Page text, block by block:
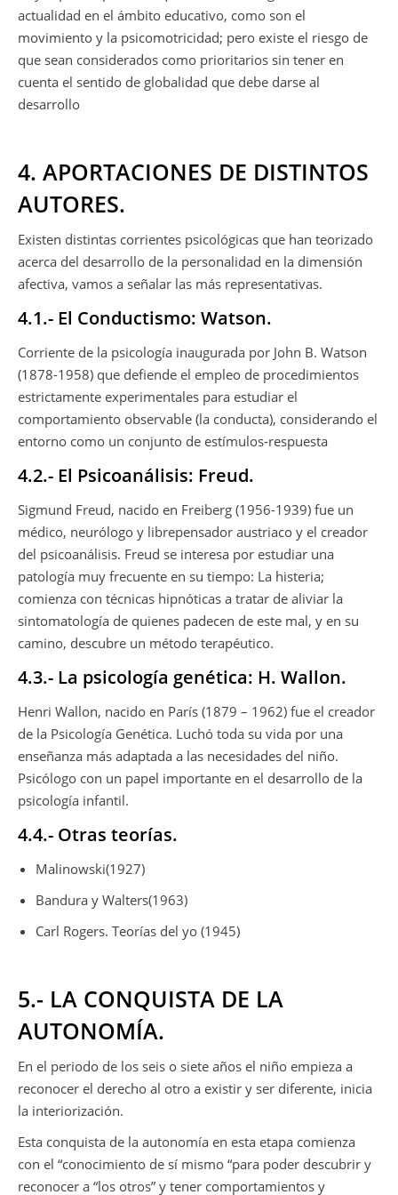
actualidad en el ámbito educativo, como son el
movimiento y la psicomotricidad; pero existe el riesgo de
que sean considerados como prioritarios sin tener en
cuenta el sentido de globalidad que debe darse al
desarrollo
4. APORTACIONES DE DISTINTOS
AUTORES.
Existen distintas corrientes psicológicas que han teorizado
acerca del desarrollo de la personalidad en la dimensión
afectiva, vamos a señalar las más representativas.
4.1.- El Conductismo: Watson.
Corriente de la psicología inaugurada por John B. Watson
(1878-1958) que defiende el empleo de procedimientos
estrictamente experimentales para estudiar el
comportamiento observable (la conducta), considerando el
entorno como un conjunto de estímulos-respuesta
4.2.- El Psicoanálisis: Freud.
Sigmund Freud, nacido en Freiberg (1956-1939) fue un
médico, neurólogo y librepensador austriaco y el creador
del psicoanálisis. Freud se interesa por estudiar una
patología muy frecuente en su tiempo: La histeria;
comienza con técnicas hipnóticas a tratar de aliviar la
sintomatología de quienes padecen de este mal, y en su
camino, descubre un método terapéutico.
4.3.- La psicología genética: H. Wallon.
Henri Wallon, nacido en París (1879 – 1962) fue el creador
de la Psicología Genética. Luchó toda su vida por una
enseñanza más adaptada a las necesidades del niño.
Psicólogo con un papel importante en el desarrollo de la
psicología infantil.
4.4.- Otras teorías.
Malinowski(1927)
Bandura y Walters(1963)
Carl Rogers. Teorías del yo (1945)
5.- LA CONQUISTA DE LA
AUTONOMÍA.
En el periodo de los seis o siete años el niño empieza a
reconocer el derecho al otro a existir y ser diferente, inicia
la interiorización.
Esta conquista de la autonomía en esta etapa comienza
con el “conocimiento de sí mismo “para poder descubrir y
reconocer a “los otros” y tener comportamientos y